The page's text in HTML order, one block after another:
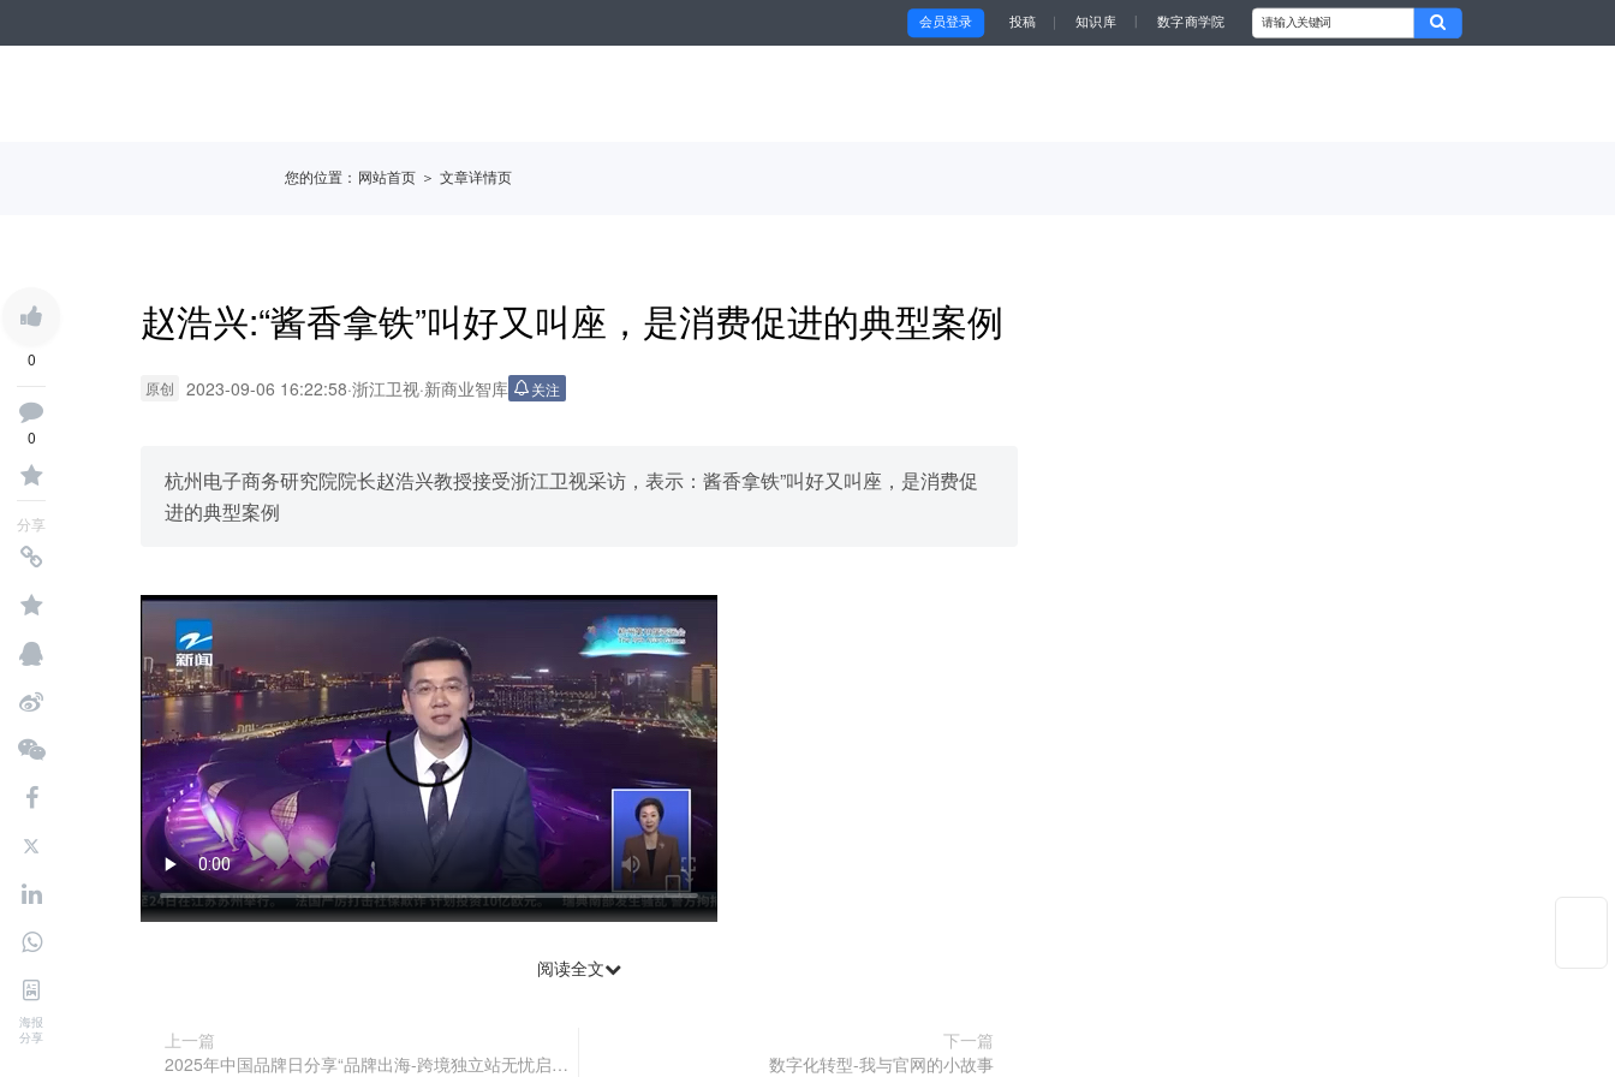
会员登录 知识库 数字商学院
投稿
您的位置： 网站首页 ＞ 文章详情页
0
0
分享
海报
分享
赵浩兴:“酱香拿铁”叫好又叫座，是消费促进的典型案例
原创 2023-09-06 16:22:58·浙江卫视·新商业智库 关注
杭州电子商务研究院院长赵浩兴教授接受浙江卫视采访，表示：酱香拿铁”叫好又叫座，是消费促
进的典型案例
阅读全文
上一篇
2025年中国品牌日分享“品牌出海-跨境独立站无忧启航plus计划发布”
下一篇
数字化转型-我与官网的小故事